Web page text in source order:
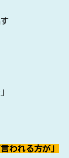
われる方が」